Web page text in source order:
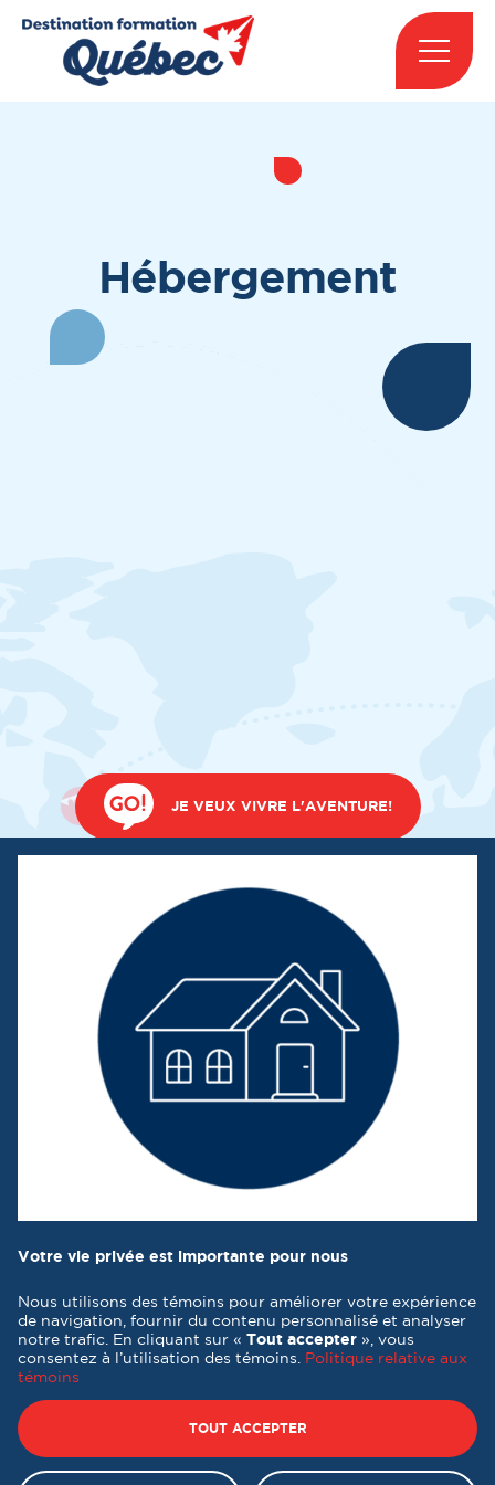
Hébergement
JE VEUX VIVRE L'AVENTURE!
PRENDRE RENDEZ-VOUS AVEC NOUS
TÉLÉCHARGER NOTRE BROCHURE
Politique de confidentialité|Mes préférences cookies
Votre vie privée est importante pour nous
Nous utilisons des témoins pour améliorer votre expérience
de navigation, fournir du contenu personnalisé et analyser
notre trafic. En cliquant sur « Tout accepter », vous
consentez à l’utilisation des témoins. Politique relative aux
témoins
TOUT ACCEPTER